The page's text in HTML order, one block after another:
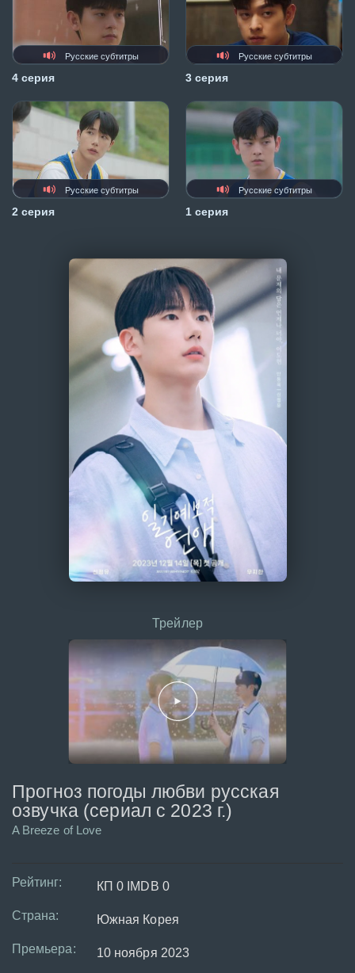
Русские субтитры
4 серия
Русские субтитры
3 серия
Русские субтитры
2 серия
Русские субтитры
1 серия
Прогноз погоды любви русская
озвучка (сериал с 2023 г.)
A Breeze of Love
Рейтинг: КП 0 IMDB 0
Страна: Южная Корея
Премьера: 10 ноября 2023
Трейлер